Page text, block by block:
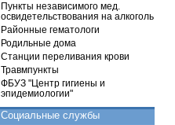
Пункты независимого мед.
освидетельствования на алкоголь
Районные гематологи
Родильные дома
Станции переливания крови
Травмпункты
ФБУЗ "Центр гигиены и
эпидемиологии"
Социальные службы